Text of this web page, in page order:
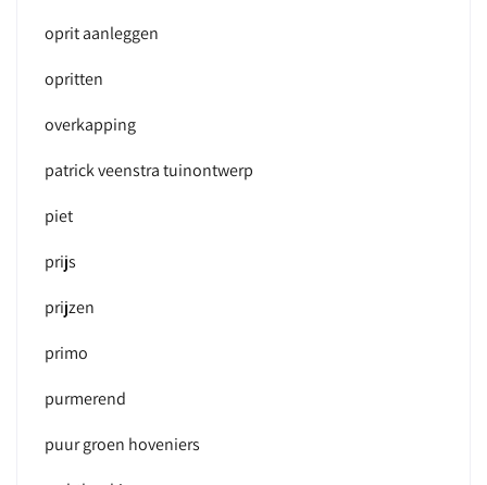
oprit aanleggen
opritten
overkapping
patrick veenstra tuinontwerp
piet
prijs
prijzen
primo
purmerend
puur groen hoveniers